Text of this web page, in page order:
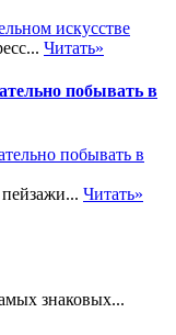
Читать»
побывать в
Читать»
знаковых...